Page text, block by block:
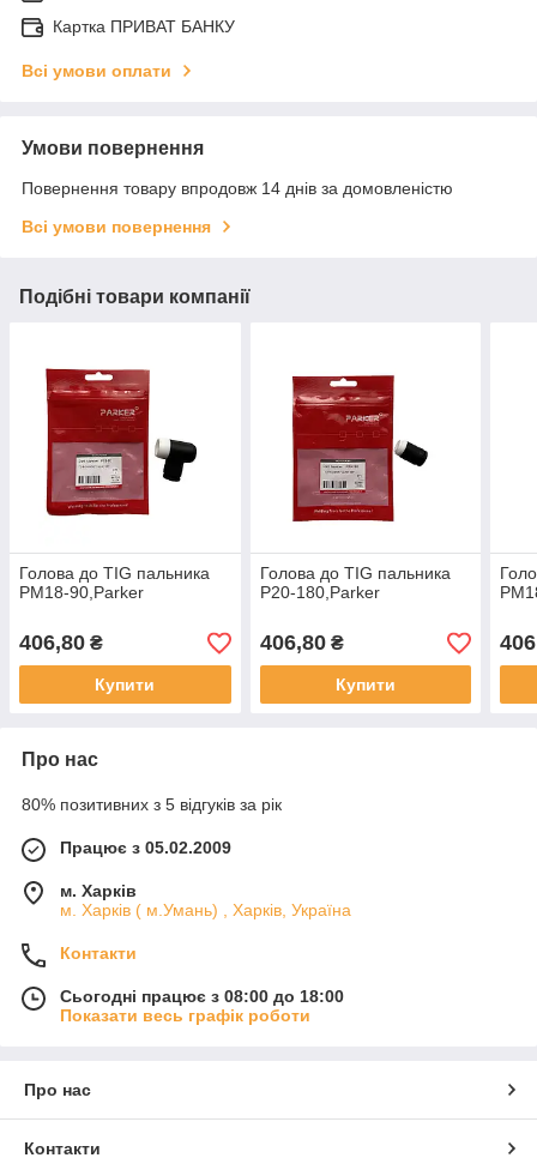
Картка ПРИВАТ БАНКУ
Всі умови оплати
Умови повернення
Повернення товару впродовж 14 днів за домовленістю
Всі умови повернення
Подібні товари компанії
Голова до ТІG пальника
PМ18-90,Parker
406,80 ₴
Купити
Голова до ТІG пальника
P20-180,Parker
406,80₴
Купити
Про нас
80% позитивних з 5 відгуків за рік
Працює з 05.02.2009
м. Харків
м. Харків ( м.Умань) , Харків, Україна
Контакти
Сьогодні працює з 08:00 до 18:00
Показати весь графік роботи
Про нас
Контакти